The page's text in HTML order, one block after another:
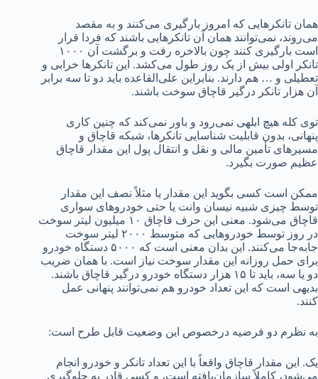
همان تانکرهایی که امروز بارگیری می‌کنند و به مقصد
می‌روند، نمی‌توانند همان آن تانکرهایی باشند که فردا قرار
است بارگیری کنند چون بالاخره رفت و برگشت آن ۱۰۰۰
تانکر اولی بیش از یک روز طول می‌کشد. این تانکرها خرابی و
تعطیلی و … هم دارند. بنابراین علی‌القاعده باید دو تا سه برابر
آن هزار تانکر درگیر قاچاق سوخت باشند.
توی کله هیچ ابلهی نمی‌رود و باور نمی‌کند که چنین کاری
پنهانی، بدون قابلیت شناسایی تانکرها، شبکه قاچاق و
مسیرهای تأمین مالی و نقل و انتقال پول این مقدار قاچاق
عظیم صورت بگیرد.
ممکن است کسی بگوید این مقدار یا مثلاً نصف این مقدار
توسط چیزی شبیه نیسان وانت یا حتی خودروهای سواری
قاچاق می‌شود. معنی این حرف قاچاق ۱۰ میلیون لیتر سوخت
در روز توسط خودروهایی که متوسط ۲۰۰۰ لیتر سوخت
جابه‌جا می‌کنند. این بدان معنی است که ۵۰۰۰ دستگاه خودرو
برای حمل روزانه این مقدار سوخت نیاز است. با همان ضریب
دو یا سه، باید تا ۱۵ هزار دستگاه خودرو درگیر قاچاق باشند.
بدیهی است که این تعداد خودرو هم نمی‌توانند پنهانی عمل
کنند.
به نظرم دو فرضیه درخصوص این وضعیت قابل طرح است:
یک. این مقدار قاچاق واقعاً با این تعداد تانکر و خودرو انجام
می‌شود، کاملاً سازمان‌یافته است، و کسی قادر به جلوگیری